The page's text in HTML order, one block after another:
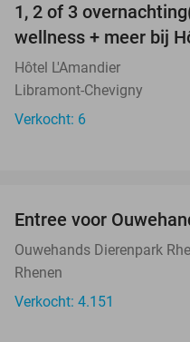
TODAY
1, 2 of 3
wellness + meer bij
Hôtel L'Amandier
Libramont-Chevigny
Verkocht: 6
Entree voor
Ouwehands Dierenpark
Rhenen
Verkocht: 4.151